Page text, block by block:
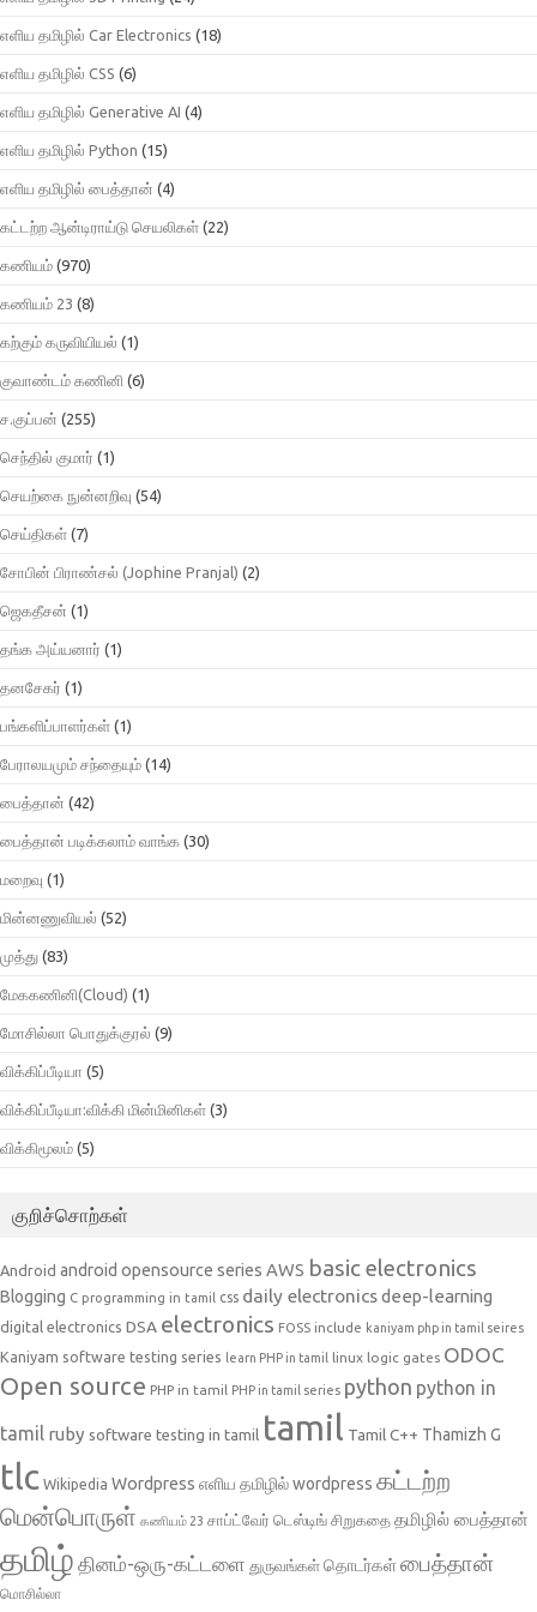
எளிய தமிழில் Car Electronics (18)
எளிய தமிழில் CSS (6)
எளிய தமிழில் Generative AI (4)
எளிய தமிழில் Python (15)
எளிய தமிழில் பைத்தான் (4)
கட்டற்ற ஆன்டிராய்டு செயலிகள் (22)
கணியம் (970)
கணியம் 23 (8)
கற்கும் கருவியியல் (1)
குவாண்டம் கணினி (6)
ச.குப்பன் (255)
செந்தில் குமார் (1)
செயற்கை நுன்னறிவு (54)
செய்திகள் (7)
சோபின் பிராண்சல் (Jophine Pranjal) (2)
ஜெகதீசன் (1)
தங்க அய்யனார் (1)
தனசேகர் (1)
பங்களிப்பாளர்கள் (1)
பேராலயமும் சந்தையும் (14)
பைத்தான் (42)
பைத்தான் படிக்கலாம் வாங்க (30)
மறைவு (1)
மின்னணுவியல் (52)
முத்து (83)
மேககணினி(Cloud) (1)
மோசில்லா பொதுக்குரல் (9)
விக்கிப்பீடியா (5)
விக்கிப்பீடியா:விக்கி மின்மினிகள் (3)
விக்கிமூலம் (5)
குறிச்சொற்கள்
Android android opensource series AWS basic electronics
Blogging C programming in tamil css daily electronicsdeep-learning
digital electronics DSA electronics FOSS include kaniyam php in tamil seires
Kaniyam software testing series learn PHP in tamil linux logic gates ODOC
Open source PHP in tamil PHP in tamil series python python in
tamil ruby software testing in tamil tamil Tamil C++ Thamizh G
tlc Wikipedia Wordpress எளிய தமிழில் wordpress கட்டற்ற
மென்பொருள் கணியம் 23 சாப்ட்வேர் டெஸ்டிங் சிறுகதை தமிழில் பைத்தான்
தமிழ் தினம்-ஒரு-கட்டளை துருவங்கள் தொடர்கள்பைத்தான்
மொசில்லா